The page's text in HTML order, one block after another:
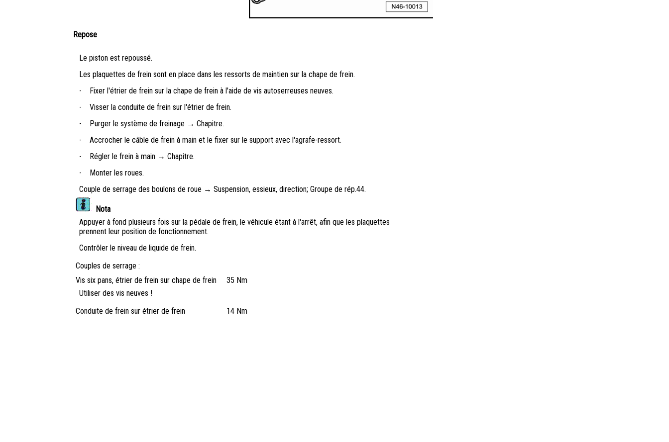
Repose
Le piston est repoussé.
Les plaquettes de frein sont en place dans les ressorts de maintien sur la chape de frein.
-
Fixer l'étrier de frein sur la chape de frein à l'aide de vis autoserreuses neuves.
-
Visser la conduite de frein sur l'étrier de frein.
-
Purger le système de freinage → Chapitre.
-
Accrocher le câble de frein à main et le fixer sur le support avec l'agrafe-ressort.
-
Régler le frein à main → Chapitre.
-
Monter les roues.
Couple de serrage des boulons de roue → Suspension, essieux, direction; Groupe de rép.44.
Nota
Appuyer à fond plusieurs fois sur la pédale de frein, le véhicule étant à l'arrêt, afin que les plaquettes
prennent leur position de fonctionnement.
Contrôler le niveau de liquide de frein.
Couples de serrage :
Vis six pans, étrier de frein sur chape de frein
Utiliser des vis neuves !
35 Nm
Conduite de frein sur étrier de frein 14 Nm